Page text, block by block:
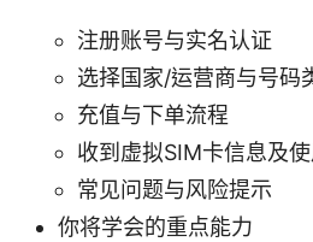
注册账号与实名认证
选择国家/运营商与号码
充值与下单流程
收到虚拟SIM卡信息及
常见问题与风险提示
你将学会的重点能力